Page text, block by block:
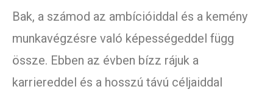
Bak, a számod az ambícióiddal és a kemény
munkavégzésre való képességeddel függ
össze. Ebben az évben bízz rájuk a
karriereddel és a hosszú távú céljaiddal